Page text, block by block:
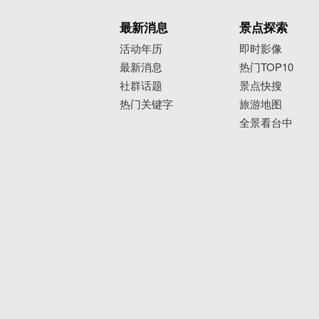
最新消息
活动年历
最新消息
社群话题
热门关键字
景点探索
即时影像
热门TOP10
景点快搜
旅游地图
全景看台中